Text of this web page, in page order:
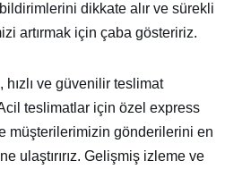
dikkate alır ve sürekli
artırmak için çaba gösteririz.
, hızlı ve güvenilir teslimat
teslimatlar için özel express
müşterilerimizin gönderilerini en
ulaştırırız. Gelişmiş izleme ve